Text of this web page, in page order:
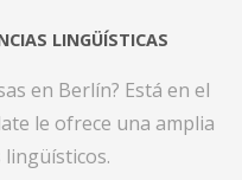
LINGÜÍSTICAS
en Berlín? Está en el
le ofrece una amplia
lingüísticos.